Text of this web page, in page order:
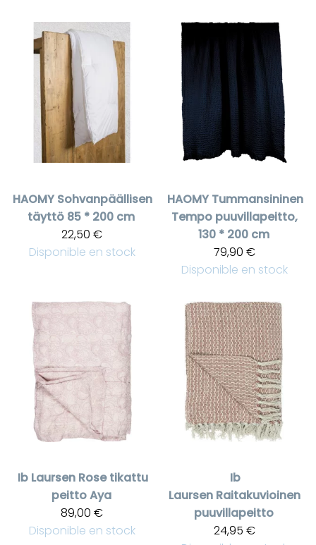
HAOMY Sohvanpäällisen
täyttö 85 * 200 cm
22,50 €
Disponible en stock
HAOMY Tummansininen
Tempo puuvillapeitto,
130 * 200 cm
79,90 €
Disponible en stock
Ib Laursen Rose tikattu
peitto Aya
89,00 €
Disponible en stock
Ib
Laursen Raitakuvioinen
puuvillapeitto
24,95 €